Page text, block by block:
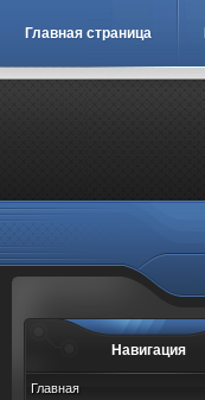
Главная страница
Навигация
Главная